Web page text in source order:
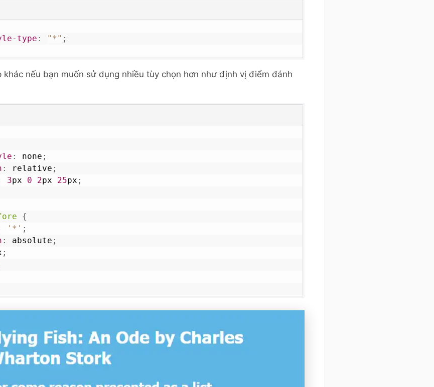
type : "*" ;
khác nếu bạn muốn sử dụng nhiều tùy chọn hơn như định vị điểm đánh
: none ;
: relative ;
3px 0 2px 25px ;
{
'*' ;
: absolute ;
;